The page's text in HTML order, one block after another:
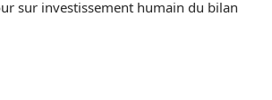
sur investissement humain du bilan